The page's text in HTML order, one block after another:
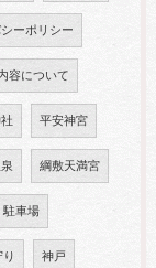
ーポリシー
容について
平安神宮
綱敷天満宮
駐車場
り 神戸